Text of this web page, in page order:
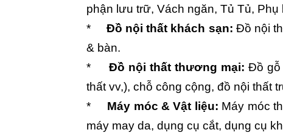
phận lưu trữ, Vách ngăn, Tủ Tủ,
*
Đồ nội thất khách sạn: Đồ nội
& bàn.
*
Đồ nội thất thương mại: Đồ gỗ
thất vv,), chỗ công cộng, đồ nội thất
*
Máy móc & Vật liệu: Máy móc
máy may da, dụng cụ cắt, dụng cụ